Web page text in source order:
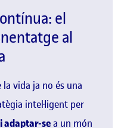
el
al
vida ja no és una
intel·ligent per
adaptar-sea un món